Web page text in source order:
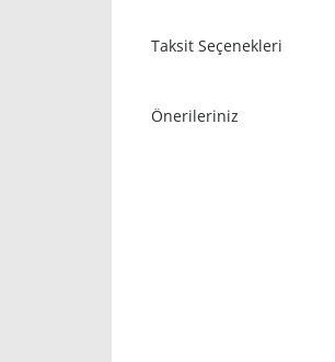
Taksit Seçenekleri
Önerileriniz